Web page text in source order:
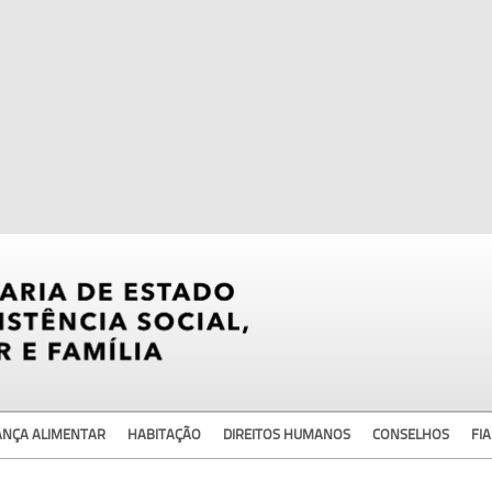
ALIMENTAR HABITAÇÃO DIREITOS HUMANOS CONSELHOS FIA